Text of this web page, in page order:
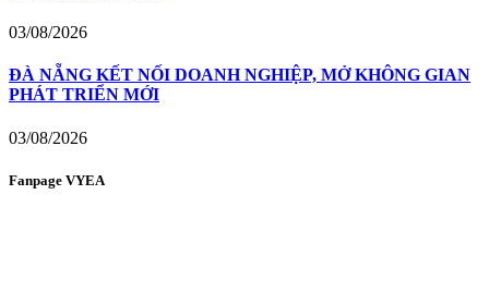
03/08/2026
ĐÀ NẴNG KẾT NỐI DOANH NGHIỆP, MỞ KHÔNG GIAN
PHÁT TRIỂN MỚI
03/08/2026
Fanpage VYEA